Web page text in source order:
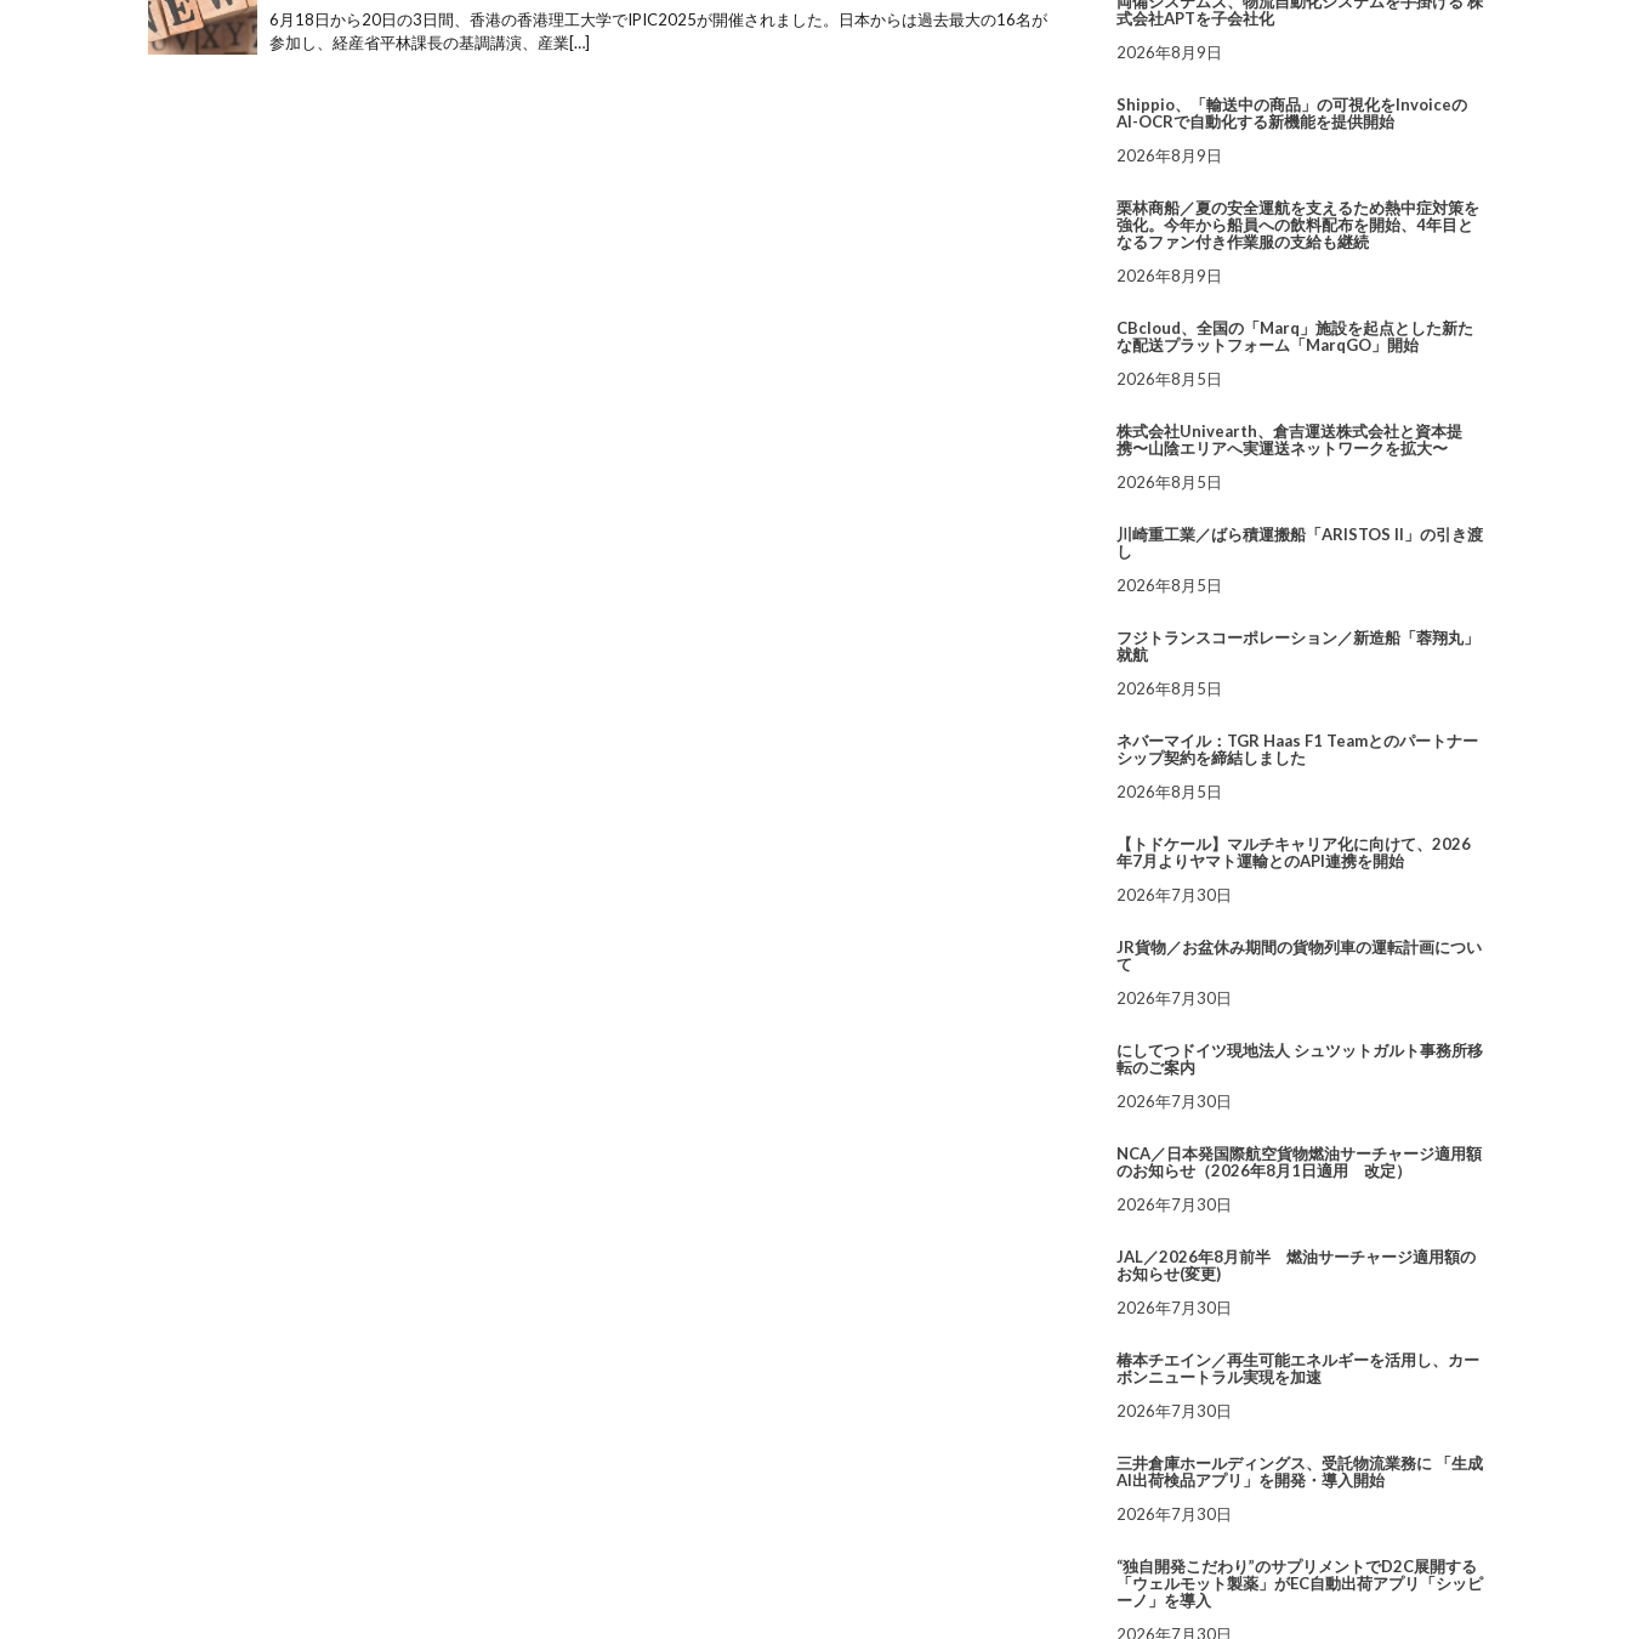
6月18日から20日の3日間、香港の香港理工大学でIPIC2025が開催されました。日本からは過去最大の16名が
参加し、経産省平林課長の基調講演、産業[…]
式会社APTを子会社化
2026年8月9日
Shippio、「輸送中の商品」の可視化をInvoiceの
AI-OCRで自動化する新機能を提供開始
2026年8月9日
栗林商船／夏の安全運航を支えるため熱中症対策を
強化。今年から船員への飲料配布を開始、4年目と
なるファン付き作業服の支給も継続
2026年8月9日
CBcloud、全国の「Marq」施設を起点とした新た
な配送プラットフォーム「MarqGO」開始
2026年8月5日
株式会社Univearth、倉吉運送株式会社と資本提
携〜山陰エリアへ実運送ネットワークを拡大〜
2026年8月5日
川崎重工業／ばら積運搬船「ARISTOS II」の引き渡
し
2026年8月5日
フジトランスコーポレーション／新造船「蓉翔丸」
就航
2026年8月5日
ネバーマイル：TGR Haas F1 Teamとのパートナー
シップ契約を締結しました
2026年8月5日
【トドケール】マルチキャリア化に向けて、2026
年7月よりヤマト運輸とのAPI連携を開始
2026年7月30日
JR貨物／お盆休み期間の貨物列車の運転計画につい
て
2026年7月30日
にしてつドイツ現地法人 シュツットガルト事務所移
転のご案内
2026年7月30日
NCA／日本発国際航空貨物燃油サーチャージ適用額
のお知らせ（2026年8月1日適用 改定）
2026年7月30日
JAL／2026年8月前半 燃油サーチャージ適用額の
お知らせ(変更)
2026年7月30日
椿本チエイン／再生可能エネルギーを活用し、カー
ボンニュートラル実現を加速
2026年7月30日
三井倉庫ホールディングス、受託物流業務に 「生成
AI出荷検品アプリ」を開発・導入開始
2026年7月30日
“独自開発こだわり”のサプリメントでD2C展開する
「ウェルモット製薬」がEC自動出荷アプリ「シッピ
ーノ」を導入
2026年7月30日